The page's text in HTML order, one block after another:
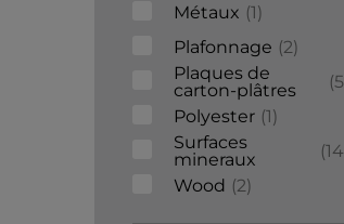
Métaux 1
Plafonnage
2
Plaques de
carton-plâtres
5
Polyester 1
Surfaces
mineraux
14
Wood
2